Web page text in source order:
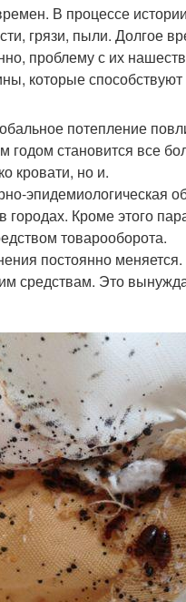
В процессе
грязи, пыли. Долгое
проблему с их
которые
потепление
становится все
кровати, но и.
эпидемиологическая
Кроме этого
товарооборота.
постоянно
средствам. Это